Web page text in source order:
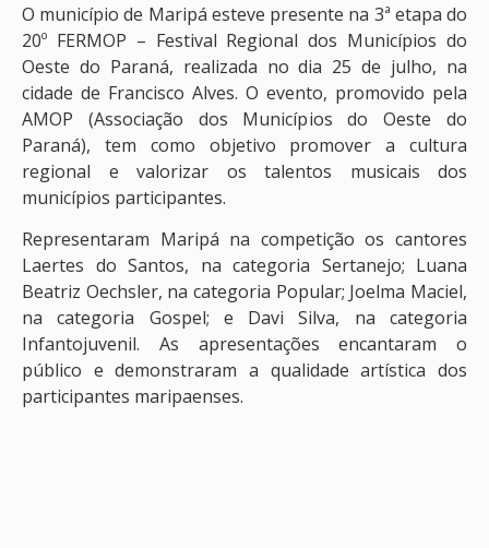
O município de Maripá esteve presente na 3ª etapa do
20º FERMOP – Festival Regional dos Municípios do
Oeste do Paraná, realizada no dia 25 de julho, na
cidade de Francisco Alves. O evento, promovido pela
AMOP (Associação dos Municípios do Oeste do
Paraná), tem como objetivo promover a cultura
regional e valorizar os talentos musicais dos
municípios participantes.
Representaram Maripá na competição os cantores
Laertes do Santos, na categoria Sertanejo; Luana
Beatriz Oechsler, na categoria Popular; Joelma Maciel,
na categoria Gospel; e Davi Silva, na categoria
Infantojuvenil. As apresentações encantaram o
público e demonstraram a qualidade artística dos
participantes maripaenses.